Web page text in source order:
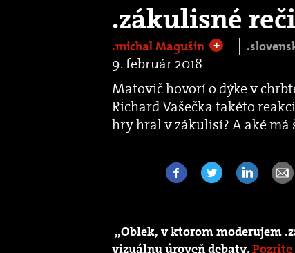
.zákulisné
.michal Magušin +
9. február 2018
Matovič hovorí o dýke v
Richard Vašečka takéto
hry hral v zákulisí? A aké
„Oblek, v ktorom moderujem
vizuálnu úroveň debaty.